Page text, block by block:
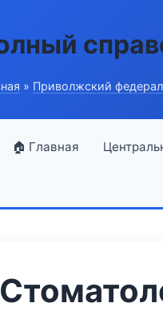
» Приволжский
🏠 Главная